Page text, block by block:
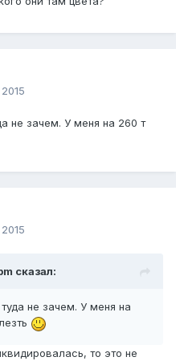
не зачем. У меня на 260 т
сказал:
не зачем. У меня на
то это не